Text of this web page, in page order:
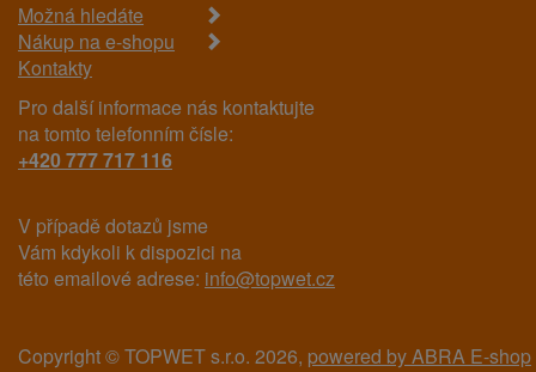
Možná hledáte
Nákup na e-shopu
Kontakty
Pro další informace nás kontaktujte
na tomto telefonním čísle:
+420 777 717 116
V případě dotazů jsme
Vám kdykoli k dispozici na
této emailové adrese: info@topwet.cz
Copyright © TOPWET s.r.o. 2026, powered by ABRA E-shop